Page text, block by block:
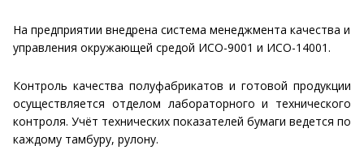
На предприятии внедрена система менеджмента качества и
управления окружающей средой ИСО-9001 и ИСО-14001.
Контроль качества полуфабрикатов и готовой продукции
осуществляется отделом лабораторного и технического
контроля. Учёт технических показателей бумаги ведется по
каждому тамбуру, рулону.